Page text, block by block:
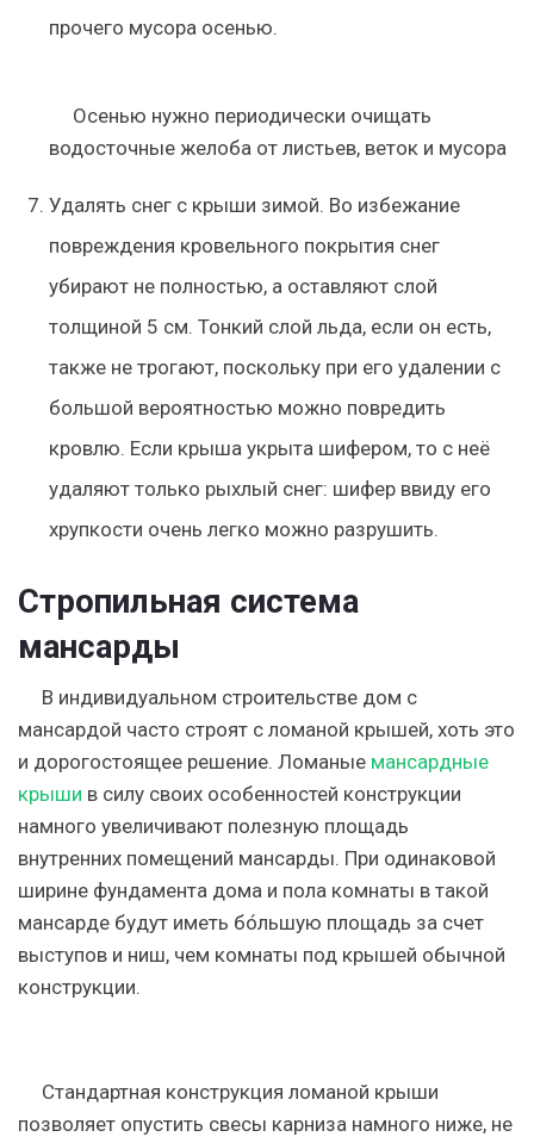
прочего мусора осенью.
Осенью нужно периодически очищать
водосточные желоба от листьев, веток и мусора
Удалять снег с крыши зимой. Во избежание
повреждения кровельного покрытия снег
убирают не полностью, а оставляют слой
толщиной 5 см. Тонкий слой льда, если он есть,
также не трогают, поскольку при его удалении с
большой вероятностью можно повредить
кровлю. Если крыша укрыта шифером, то с неё
удаляют только рыхлый снег: шифер ввиду его
хрупкости очень легко можно разрушить.
Стропильная система
мансарды
В индивидуальном строительстве дом с
мансардой часто строят с ломаной крышей, хоть это
и дорогостоящее решение. Ломаные мансардные
крыши в силу своих особенностей конструкции
намного увеличивают полезную площадь
внутренних помещений мансарды. При одинаковой
ширине фундамента дома и пола комнаты в такой
мансарде будут иметь бо́льшую площадь за счет
выступов и ниш, чем комнаты под крышей обычной
конструкции.
Стандартная конструкция ломаной крыши
позволяет опустить свесы карниза намного ниже, не